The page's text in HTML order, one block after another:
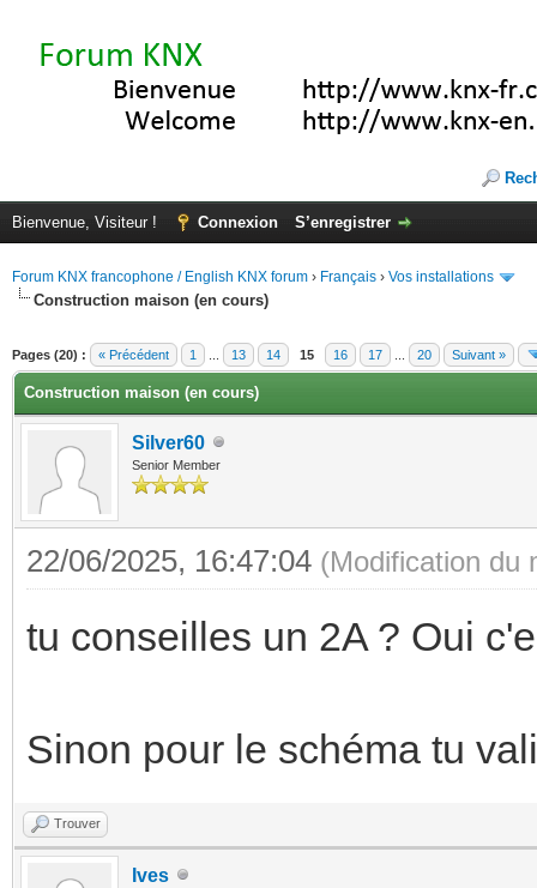
Bienvenue, Visiteur ! Connexion S’enregistrer
Forum KNX francophone / English KNX forum › Français › Vos installations
Construction maison (en cours)
Pages (20) : « Précédent 1 13 14 15 16 17 20 Suivant »
Construction maison (en cours)
Silver60
Senior Member
22/06/2025, 16:47:04 (Modification du
tu conseilles un 2A ? Oui
Sinon pour le schéma tu
Trouver
Ives